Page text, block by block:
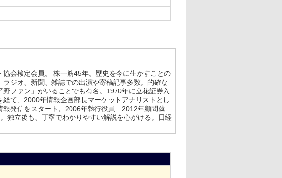
会検定会員。 株一筋45年。歴史を今に生かすことの
ジオ、新聞、雑誌での出演や寄稿記事多数。的確な
ファン」がいることでも有名。1970年に立花証券入
て、2000年情報企画部長マーケットアナリストとし
発信をスタート。2006年執行役員、2012年顧問就
独立後も、丁寧でわかりやすい解説を心がける。日経